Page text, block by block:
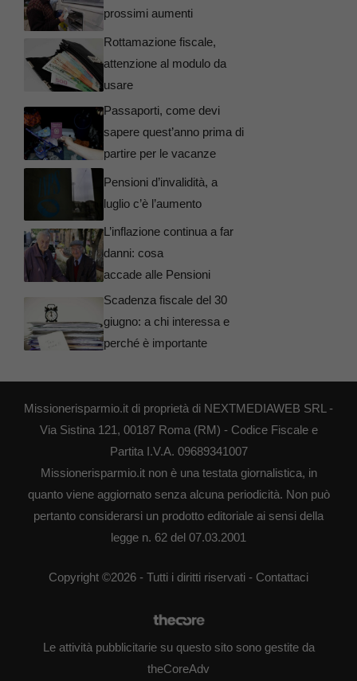
prossimi aumenti
Rottamazione fiscale,
attenzione al modulo da
usare
Passaporti, come devi
sapere quest’anno prima di
partire per le vacanze
Pensioni d’invalidità, a
luglio c’è l’aumento
L’inflazione continua a far
danni: cosa
accade alle Pensioni
Scadenza fiscale del 30
giugno: a chi interessa e
perché è importante
Missionerisparmio.it di proprietà di NEXTMEDIAWEB SRL -
Via Sistina 121, 00187 Roma (RM) - Codice Fiscale e
Partita I.V.A. 09689341007
Missionerisparmio.it non è una testata giornalistica, in
quanto viene aggiornato senza alcuna periodicità. Non può
pertanto considerarsi un prodotto editoriale ai sensi della
legge n. 62 del 07.03.2001
Copyright ©2026 - Tutti i diritti riservati - Contattaci
Le attività pubblicitarie su questo sito sono gestite da
theCoreAdv